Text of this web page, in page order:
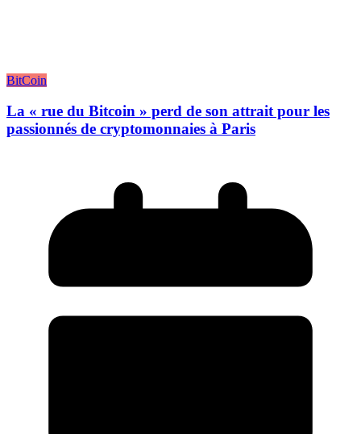
BitCoin
La « rue du Bitcoin » perd de son attrait pour les
passionnés de cryptomonnaies à Paris